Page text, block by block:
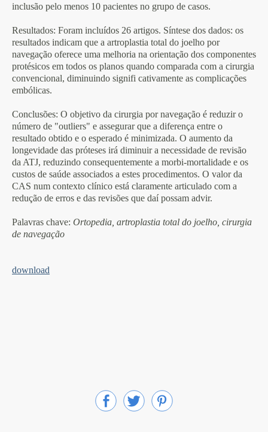
inclusão pelo menos 10 pacientes no grupo de casos.
Resultados: Foram incluídos 26 artigos. Síntese dos dados: os
resultados indicam que a artroplastia total do joelho por
navegação oferece uma melhoria na orientação dos componentes
protésicos em todos os planos quando comparada com a cirurgia
convencional, diminuindo signifi cativamente as complicações
embólicas.
Conclusões: O objetivo da cirurgia por navegação é reduzir o
número de "outliers" e assegurar que a diferença entre o
resultado obtido e o esperado é minimizada. O aumento da
longevidade das próteses irá diminuir a necessidade de revisão
da ATJ, reduzindo consequentemente a morbi-mortalidade e os
custos de saúde associados a estes procedimentos. O valor da
CAS num contexto clínico está claramente articulado com a
redução de erros e das revisões que daí possam advir.
Palavras chave: Ortopedia, artroplastia total do joelho, cirurgia
de navegação
download